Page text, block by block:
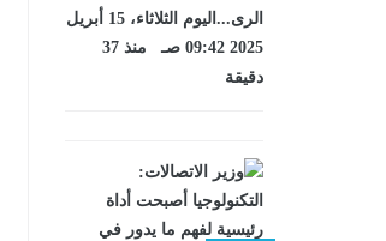
الرى...اليوم الثلاثاء، 15 أبريل
2025 09:42 صـ منذ 37
دقيقة